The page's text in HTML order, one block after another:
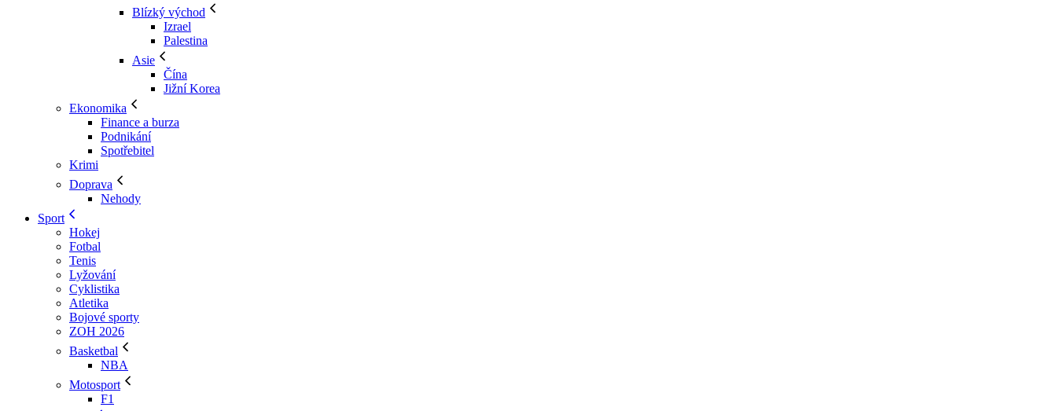
Blízký východ
Izrael
Palestina
Asie
Čína
Jižní Korea
Ekonomika
Finance a burza
Podnikání
Spotřebitel
Krimi
Doprava
Nehody
Sport
Hokej
Fotbal
Tenis
Lyžování
Cyklistika
Atletika
Bojové sporty
ZOH 2026
Basketbal
NBA
Motosport
F1